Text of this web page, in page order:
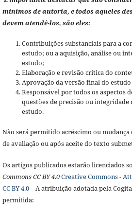
mínimos de autoria, e todos aqueles
devem atendê-los, são eles:
Contribuições substanciais para a
estudo; ou a aquisição, análise ou
estudo;
Elaboração e revisão crítica do
Aprovação da versão final do
Responsável por todos os aspectos
questões de precisão ou
estudo.
Não será permitido acréscimo ou
de avaliação ou após aceite do texto
Os artigos publicados estarão licenciados
Commons CC BY 4.0Creative Commons -
CC BY 4.0– A atribuição adotada pela
permitida: